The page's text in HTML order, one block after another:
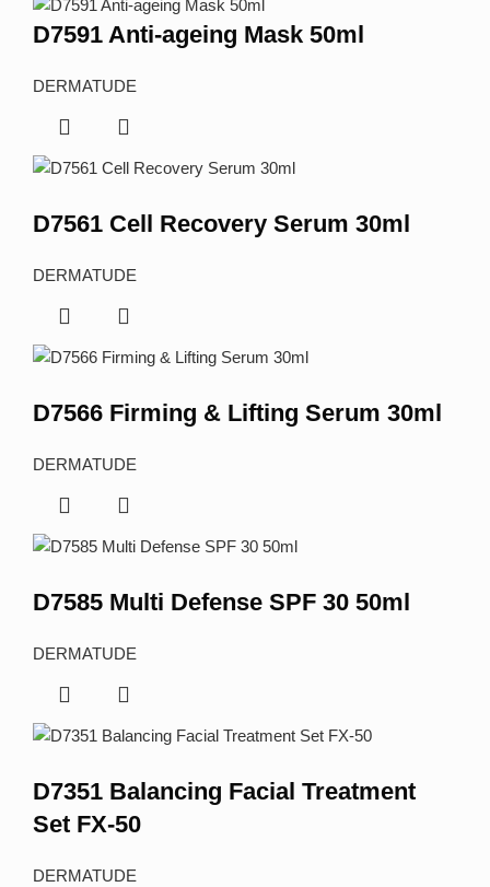
D7591 Anti-ageing Mask 50ml
DERMATUDE
D7561 Cell Recovery Serum 30ml
DERMATUDE
D7566 Firming & Lifting Serum 30ml
DERMATUDE
D7585 Multi Defense SPF 30 50ml
DERMATUDE
D7351 Balancing Facial Treatment
Set FX-50
DERMATUDE